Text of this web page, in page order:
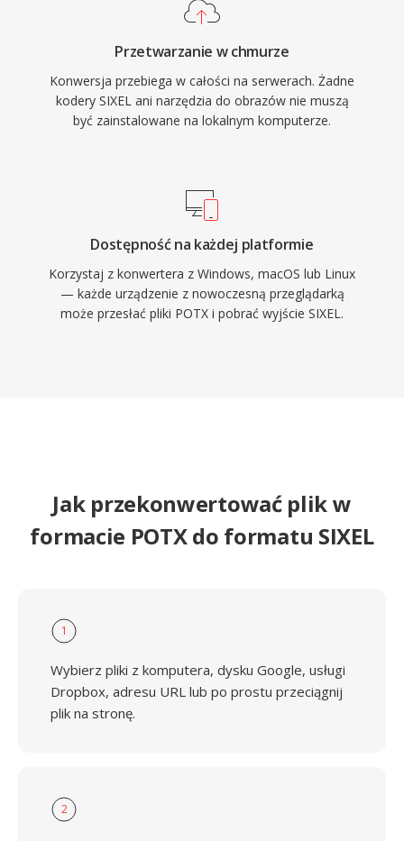
Przetwarzanie w chmurze
Konwersja przebiega w całości na serwerach. Żadne
kodery SIXEL ani narzędzia do obrazów nie muszą
być zainstalowane na lokalnym komputerze.
Dostępność na każdej platformie
Korzystaj z konwertera z Windows, macOS lub Linux
— każde urządzenie z nowoczesną przeglądarką
może przesłać pliki POTX i pobrać wyjście SIXEL.
Jak przekonwertować plik w
formacie POTX do formatu SIXEL
1
Wybierz pliki z komputera, dysku Google, usługi
Dropbox, adresu URL lub po prostu przeciągnij
plik na stronę.
2